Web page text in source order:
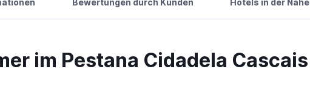
im Pestana Cidadela Cascais